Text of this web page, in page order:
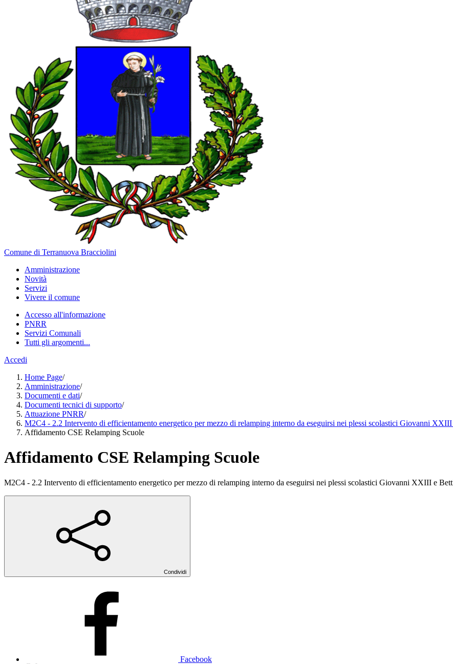
Comune di Terranuova Bracciolini
Amministrazione
Novità
Servizi
Vivere il comune
Accesso all'informazione
PNRR
Servizi Comunali
Tutti gli argomenti...
Accedi
Home Page/
Amministrazione/
Documenti e dati/
Documenti tecnici di supporto/
Attuazione PNRR/
M2C4 - 2.2 Intervento di efficientamento energetico per mezzo di relamping interno da eseguirsi nei plessi scolastici Giovanni
Affidamento CSE Relamping Scuole
Affidamento CSE Relamping Scuole
M2C4 - 2.2 Intervento di efficientamento energetico per mezzo di relamping interno da eseguirsi nei plessi scolastici Giovanni XXIII e
Condividi
Facebook